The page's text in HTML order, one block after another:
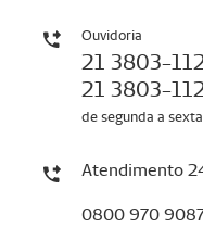
Ouvidoria
21 3803-
21 3803-
de segunda a
Atendimento
0800 970